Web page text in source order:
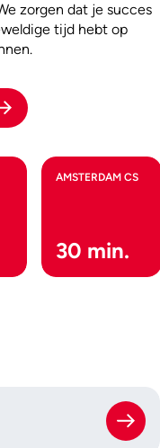
zorgen dat je succes
tijd hebt op
AMSTERDAM CS
30 min.